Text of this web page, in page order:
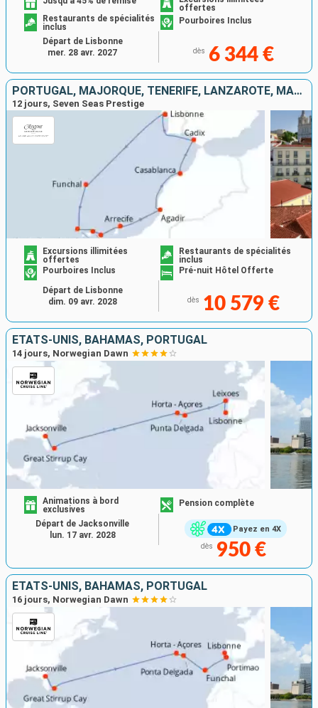
offertes
Restaurants de spécialités
inclus
Pourboires Inclus
dès 6 344 €
Départ de Lisbonne
mer. 28 avr. 2027
PORTUGAL, MAJORQUE, TENERIFE, LANZAROTE, MAROC, ESPAGNE
12 jours, Seven Seas Prestige
Excursions illimitées
offertes
Restaurants de spécialités
inclus
Pourboires Inclus
Pré-nuit Hôtel Offerte
dès 10 579 €
Départ de Lisbonne
dim. 09 avr. 2028
ÉTATS-UNIS, BAHAMAS, PORTUGAL
14 jours, Norwegian Dawn
Payez en 4X
Animations à bord
exclusives
Pension complète
dès 950 €
Départ de Jacksonville
lun. 17 avr. 2028
ÉTATS-UNIS, BAHAMAS, PORTUGAL
16 jours, Norwegian Dawn